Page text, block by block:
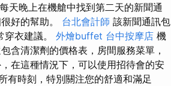
天晚上在機艙中找到第二天的新聞通
好的幫助。 台北會計師 該新聞通訊包
衣建議。 外燴buffet 台中按摩店 機
含清潔劑的價格表，房間服務菜單，
在這種情況下，可以使用招待會的安
有時刻，特別關注您的舒適和滿足